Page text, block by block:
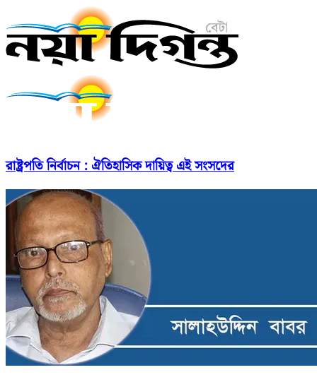
রাষ্ট্রপতি নির্বাচন : ঐতিহাসিক দায়িত্ব এই সংসদের